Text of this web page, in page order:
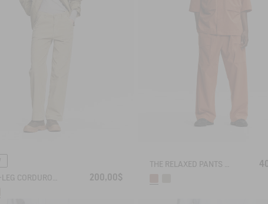
WIDE-LEG CORDUROY TROUSERS 200,00$
THE RELAXED PANTS AIGLE EXPERIENCE BY ÉTUDES